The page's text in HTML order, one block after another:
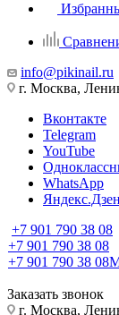
info@pikinail.ru
г. Москва,
Вконтакте
Telegram
YouTube
WhatsApp
Яндекс.Дзен
+7 901 790 38 08
+7 901 790 38 08
+7 901 790 38 08
Заказать звонок
г. Москва,